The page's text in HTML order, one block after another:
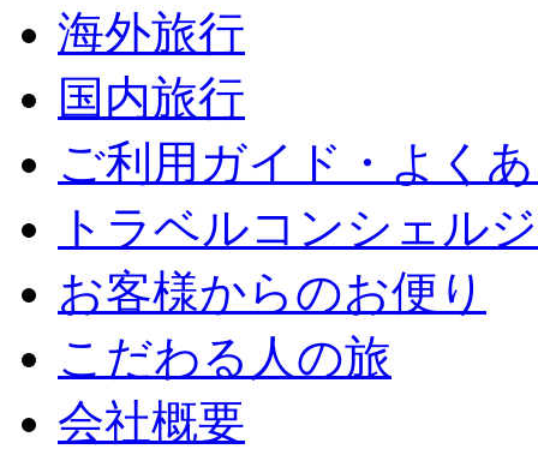
海外旅行
国内旅行
ご利用ガイド・よく
トラベルコンシェル
お客様からのお便り
こだわる人の旅
会社概要